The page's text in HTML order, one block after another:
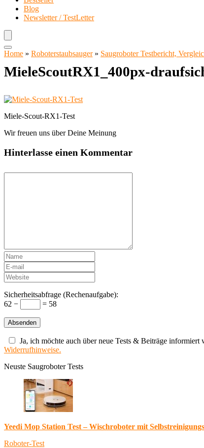
Blog
Newsletter / TestLetter
Home » Roboterstaubsauger» Saugroboter Testbericht,
MieleScoutRX1_400px-
Miele-Scout-RX1-Test
Wir freuen uns über Deine Meinung
Hinterlasse einen Kommentar
Sicherheitsabfrage (Rechenaufgabe):
62 −
= 58
Ja, ich möchte auch über neue Tests & Beiträge
Widerrufhinweise.
Neuste Saugroboter Tests
Yeedi Mop Station Test – Wischroboter mit
Roboter-Test